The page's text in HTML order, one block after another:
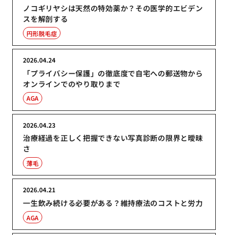
ノコギリヤシは天然の特効薬か？その医学的エビデン
スを解剖する
円形脱毛症
「プライバシー保護」の徹底度で自宅への郵送物から
オンラインでのやり取りまで
2026.04.24
AGA
治療経過を正しく把握できない写真診断の限界と曖昧
さ
2026.04.23
薄毛
一生飲み続ける必要がある？維持療法のコストと労力
2026.04.21
AGA